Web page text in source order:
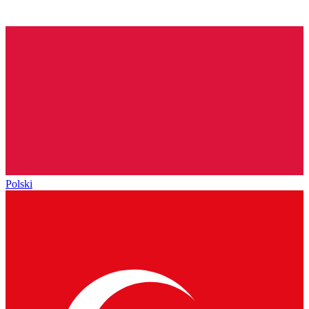
Polski